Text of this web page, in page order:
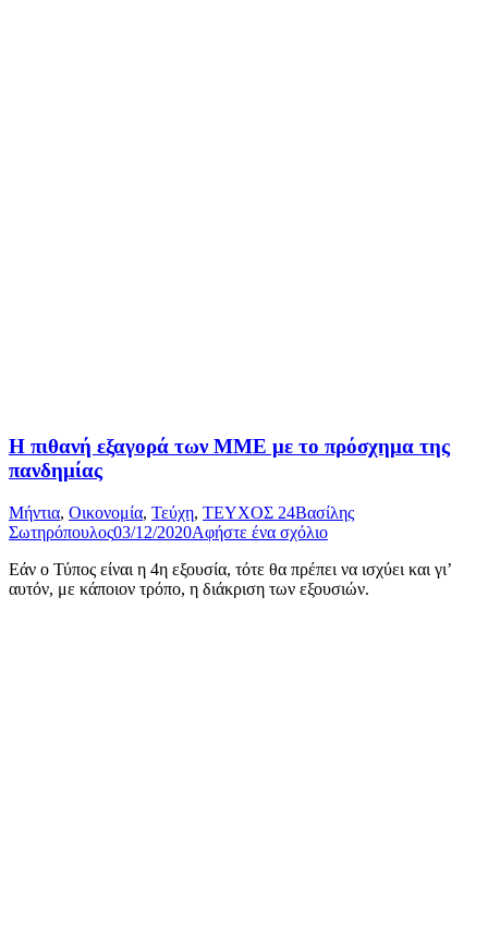
Η πιθανή εξαγορά των ΜΜΕ με το πρόσχημα της
πανδημίας
Μήντια, Οικονομία, Τεύχη, ΤΕΥΧΟΣ 24Βασίλης
Σωτηρόπουλος03/12/2020Αφήστε ένα σχόλιο
Εάν ο Τύπος είναι η 4η εξουσία, τότε θα πρέπει να ισχύει και γι’
αυτόν, με κάποιον τρόπο, η διάκριση των εξουσιών.